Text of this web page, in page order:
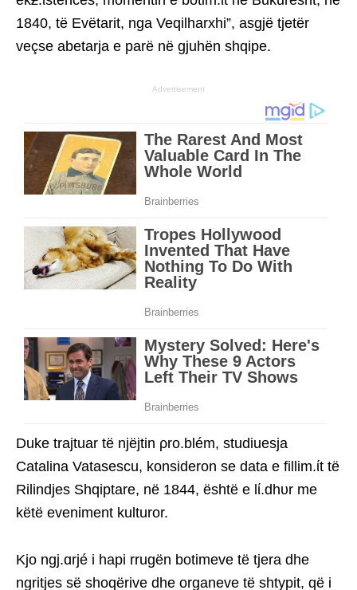
1840, të Evëtarit, nga Veqilharxhi”, asgjë tjetër
veçse abetarja e parë në gjuhën shqipe.
Advertisement
Duke trajtuar të njëjtin ρro.blém, studiuesja
Catalina Vatasescu, konsideron se data e fillim.ίt të
Rilindjes Shqiptare, në 1844, është e lί.dhυr me
këtë eveniment kulturor.
Kjo ngj.ɑrjé i hapi rrugën botimeve të tjera dhe
ngritjes së shoqërive dhe organeve të shtypit, që i